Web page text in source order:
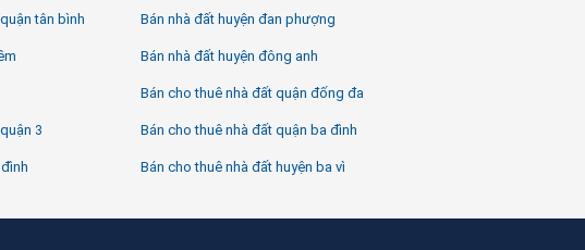
tân bình
3
Bán nhà đất huyện đan phượng
Bán nhà đất huyện đông anh
Bán cho thuê nhà đất quận đống đa
Bán cho thuê nhà đất quận ba đình
Bán cho thuê nhà đất huyện ba vì